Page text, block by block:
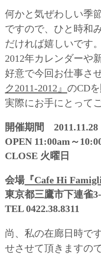
何かと気ぜわしい季
ですので、ひと時和
だければ嬉しいです。
2012年カレンダーや
好意で今回お仕事さ
ク2011-2012』 のCD
実際にお手にとって
開催期間 2011.11.28
OPEN 11:00am～
CLOSE 火曜日
会場『Cafe Hi
東京都三鷹市下連雀
TEL 0422.38.8311
尚、私の在廊日時で
せさせて頂きますの